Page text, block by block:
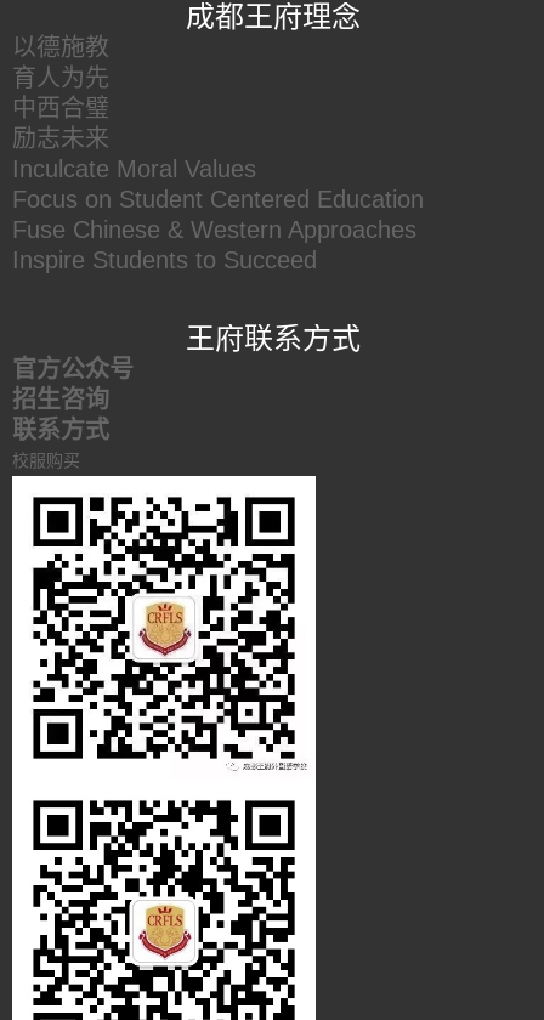
成都王府理念
以德施教
育人为先
中西合璧
励志未来
Inculcate Moral Values
Focus on Student Centered Education
Fuse Chinese & Western Approaches
Inspire Students to Succeed
王府联系方式
官方公众号
招生咨询
联系方式
校服购买